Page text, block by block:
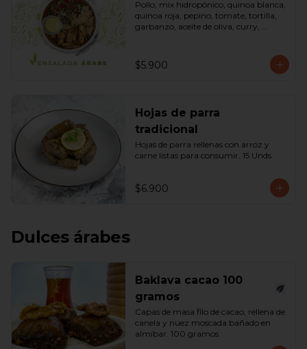
Pollo, mix hidropónico, quinoa blanca,
quinoa roja, pepino, tomate, tortilla,
garbanzo, aceite de oliva, curry,
Bowl.
$5.900
Hojas de parra
tradicional
Hojas de parra rellenas con arroz y
carne listas para consumir. 15 Unds.
$6.900
Dulces árabes
Baklava cacao 100
gramos
Capas de masa filo de cacao, rellena de
canela y nuez moscada bañado en
almíbar. 100 gramos